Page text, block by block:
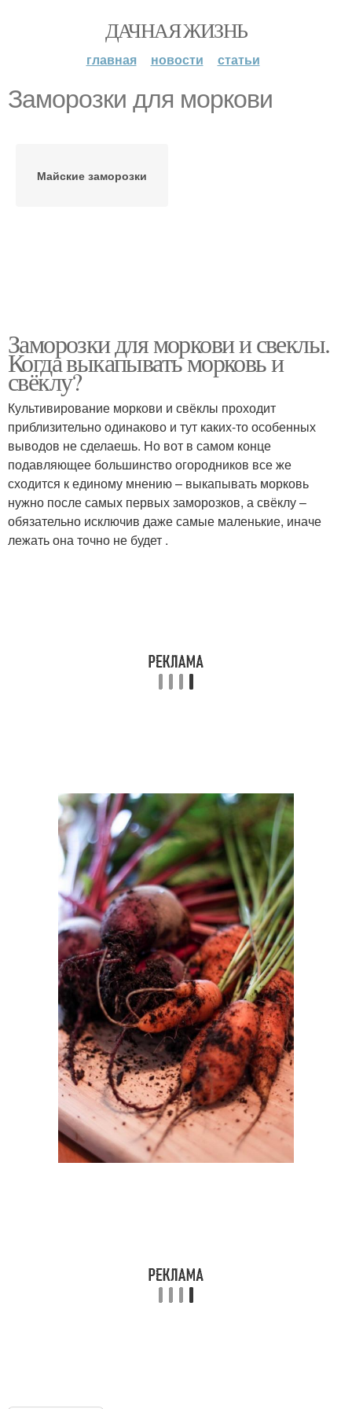
ДАЧНАЯ ЖИЗНЬ
главная новости статьи
Заморозки для моркови
Майские заморозки
Заморозки для моркови и свеклы.
Когда выкапывать морковь и
свёклу?
Культивирование моркови и свёклы проходит
приблизительно одинаково и тут каких-то особенных
выводов не сделаешь. Но вот в самом конце
подавляющее большинство огородников все же
сходится к единому мнению – выкапывать морковь
нужно после самых первых заморозков, а свёклу –
обязательно исключив даже самые маленькие, иначе
лежать она точно не будет .